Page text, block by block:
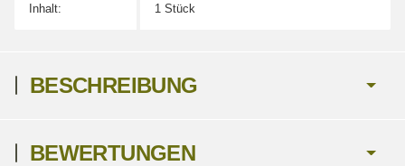
Inhalt: 1 Stück
BESCHREIBUNG
BEWERTUNGEN